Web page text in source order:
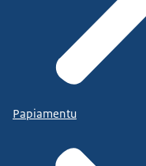
Papiamentu